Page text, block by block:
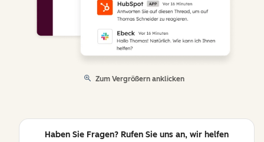
Zum Vergrößern anklicken
Haben Sie Fragen? Rufen Sie uns an, wir helfen